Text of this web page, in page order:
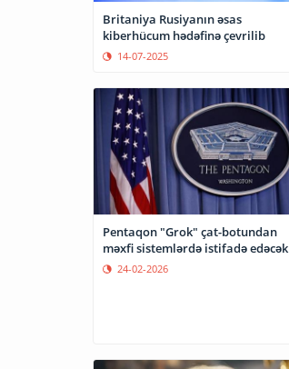
Britaniya Rusiyanın əsas
kiberhücum hədəfinə çevrilib
14-07-2025
Pentaqon "Grok" çat-botundan
məxfi sistemlərdə istifadə edəcək
24-02-2026